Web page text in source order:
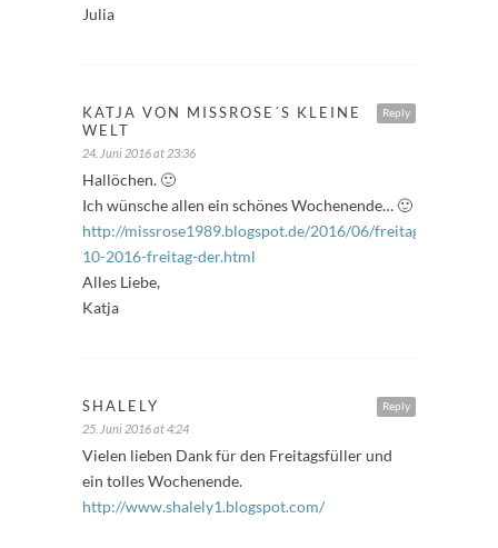
Julia
Reply
KATJA VON MISSROSE´S KLEINE
WELT
24. Juni 2016 at 23:36
Hallöchen. 🙂
Ich wünsche allen ein schönes Wochenende… 🙂
http://missrose1989.blogspot.de/2016/06/freitagfuller-
10-2016-freitag-der.html
Alles Liebe,
Katja
Reply
SHALELY
25. Juni 2016 at 4:24
Vielen lieben Dank für den Freitagsfüller und
ein tolles Wochenende.
http://www.shalely1.blogspot.com/